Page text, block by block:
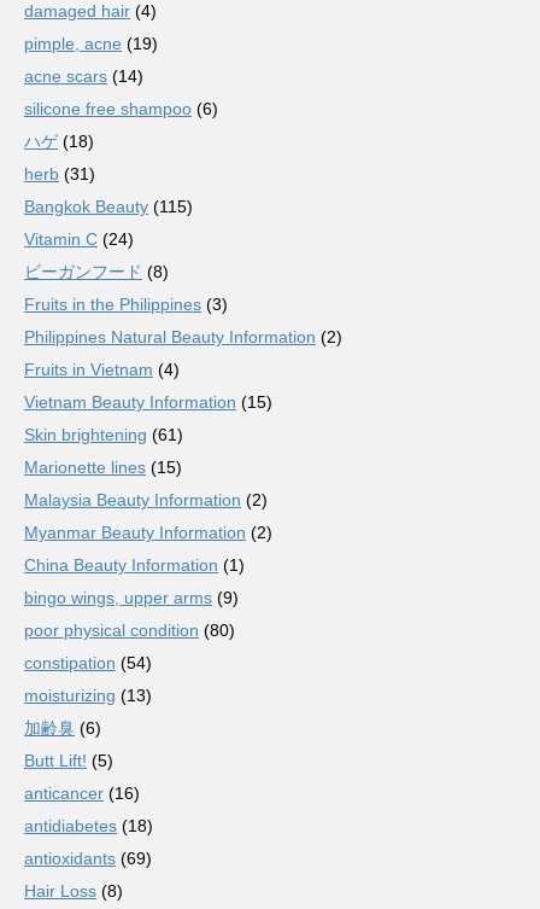
damaged hair (4)
pimple, acne (19)
acne scars (14)
silicone free shampoo (6)
ハゲ(18)
herb (31)
Bangkok Beauty (115)
Vitamin C (24)
ビーガンフード (8)
Fruits in the Philippines (3)
Philippines Natural Beauty Information (2)
Fruits in Vietnam (4)
Vietnam Beauty Information (15)
Skin brightening (61)
Marionette lines (15)
Malaysia Beauty Information (2)
Myanmar Beauty Information (2)
China Beauty Information (1)
bingo wings, upper arms (9)
poor physical condition (80)
constipation (54)
moisturizing (13)
加齢臭 (6)
Butt Lift! (5)
anticancer (16)
antidiabetes (18)
antioxidants (69)
Hair Loss (8)